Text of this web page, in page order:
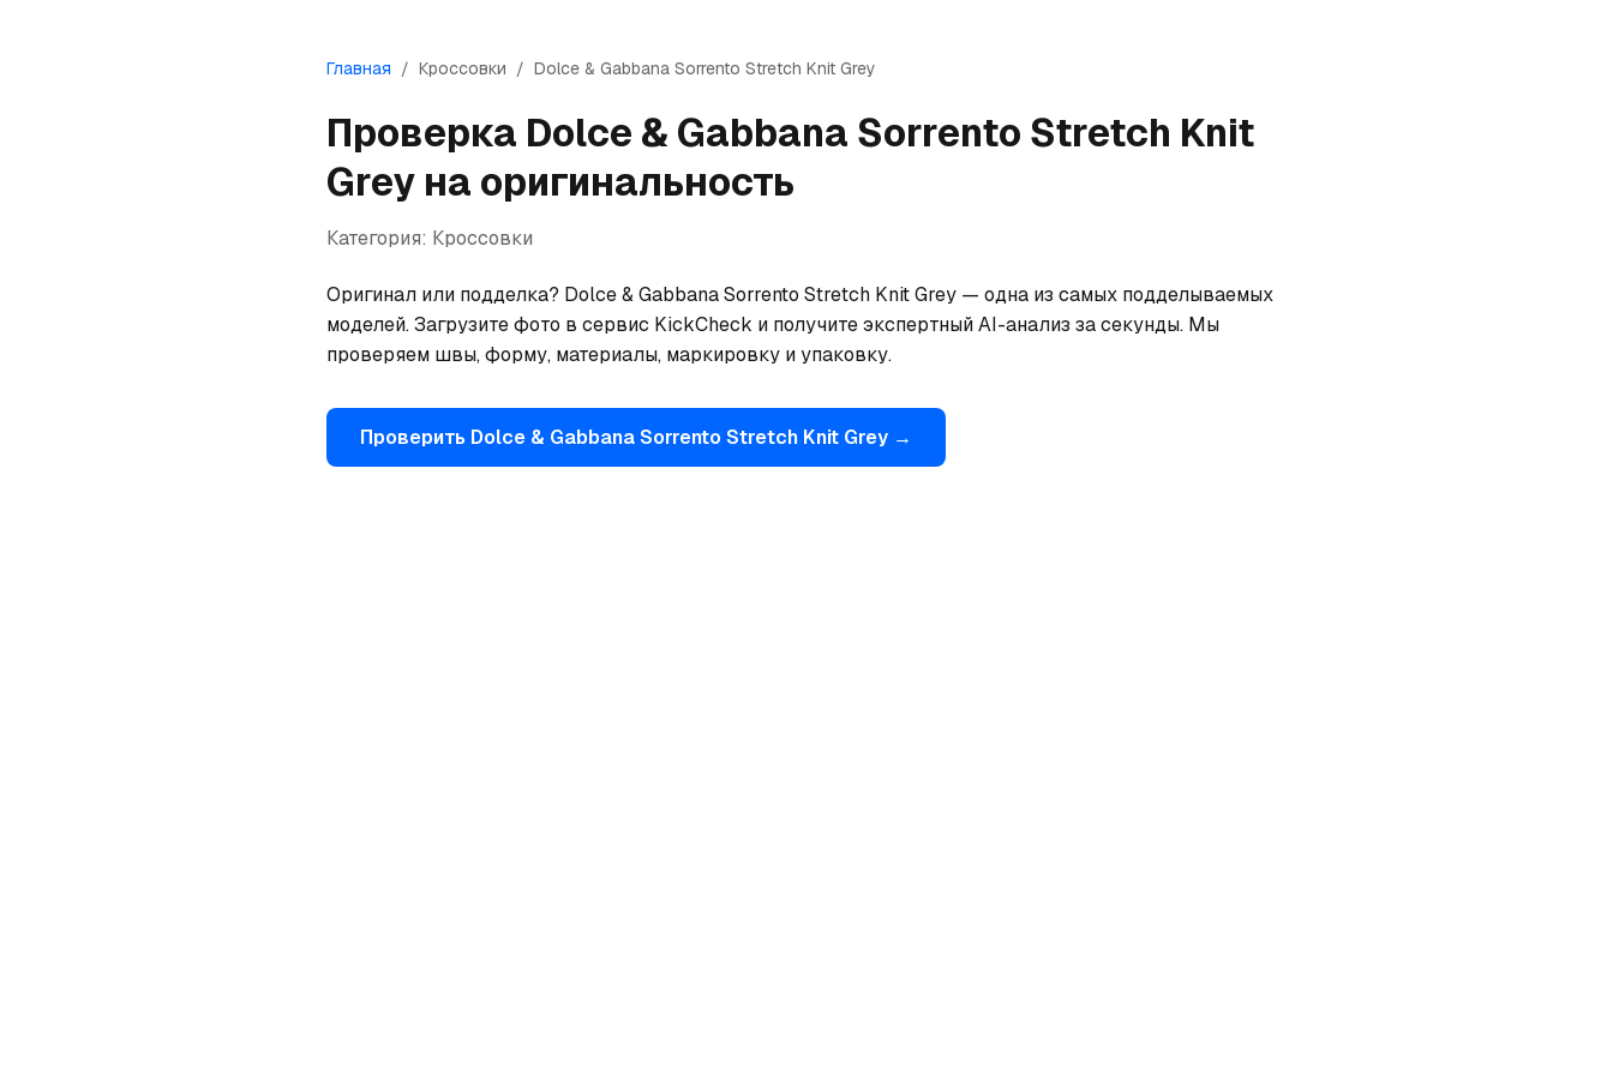
Главная / Кроссовки / Dolce & Gabbana Sorrento Stretch Knit Grey
Проверка Dolce & Gabbana Sorrento Stretch Knit
Grey на оригинальность
Категория: Кроссовки
Оригинал или подделка? Dolce & Gabbana Sorrento Stretch Knit Grey — одна из самых подделываемых
моделей. Загрузите фото в сервис KickCheck и получите экспертный AI-анализ за секунды. Мы
проверяем швы, форму, материалы, маркировку и упаковку.
Проверить Dolce & GabbanaSorrento Stretch Knit Grey →